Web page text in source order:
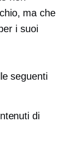
ma che
i suoi
seguenti
di